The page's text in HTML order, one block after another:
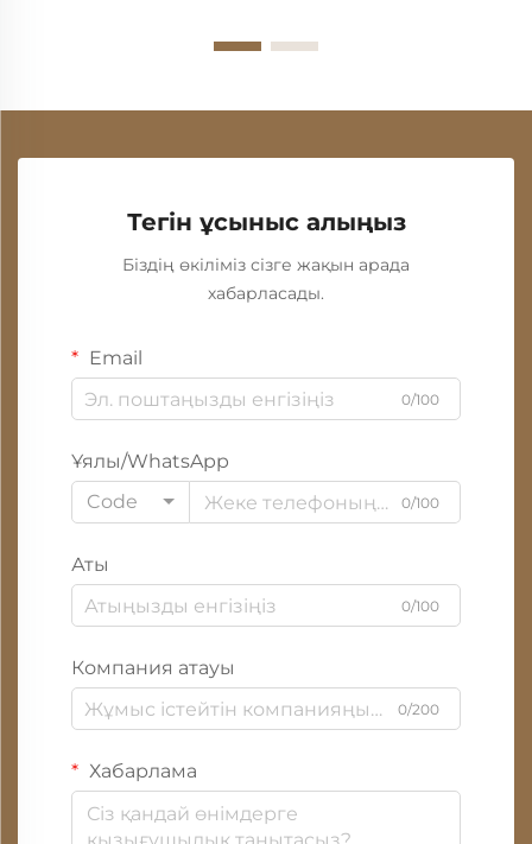
Тегін ұсыныс алыңыз
Біздің өкіліміз сізге жақын арада
хабарласады.
Email
0/100
Ұялы/WhatsApp
Code
0/100
Аты
0/100
Компания атауы
0/200
Хабарлама